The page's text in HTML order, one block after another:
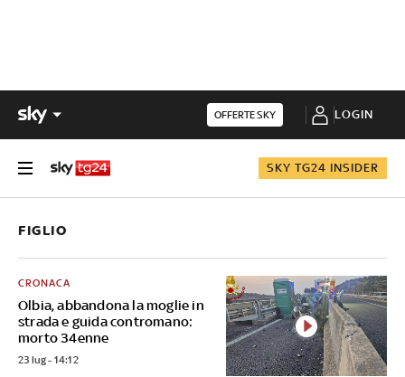
OFFERTE SKY LOGIN
SKY TG24 INSIDER
FIGLIO
Olbia, abbandona la moglie in
strada e guida contromano:
morto 34enne
CRONACA
23 lug - 14:12